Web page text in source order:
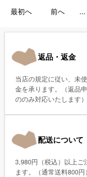
最初へ 前へ ...
返品・返金
当店の規定に従い、未
金を承ります。（返品
ののみ対応いたします）
配送について
3,980円（税込）以上ご
ます。（通常送料800円）